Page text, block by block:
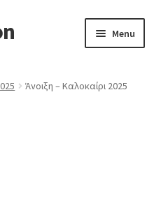
Menu
Expand
Άνοιξη – Καλοκαίρι 2025